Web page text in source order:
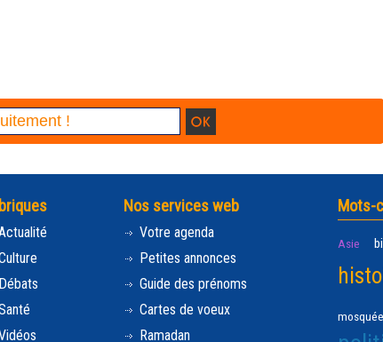
Débats
Nos services web
Votre agenda
Petites annonces
Guide des prénoms
Cartes de voeux
Ramadan
Mots-
Asie
mosquée